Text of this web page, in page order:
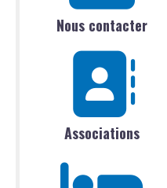
Nous contacter
Associations